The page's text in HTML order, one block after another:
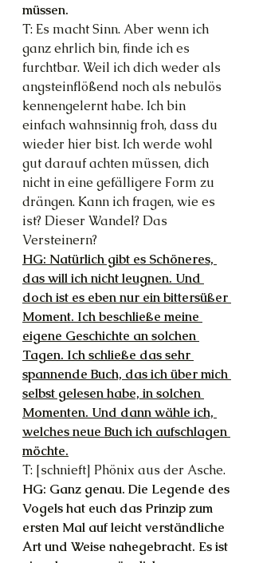
müssen.
T: Es macht Sinn. Aber wenn ich
ganz ehrlich bin, finde ich es
furchtbar. Weil ich dich weder als
angsteinflößend noch als nebulös
kennengelernt habe. Ich bin
einfach wahnsinnig froh, dass du
wieder hier bist. Ich werde wohl
gut darauf achten müssen, dich
nicht in eine gefälligere Form zu
drängen. Kann ich fragen, wie es
ist? Dieser Wandel? Das
Versteinern?
HG: Natürlich gibt es Schöneres,
das will ich nicht leugnen. Und
doch ist es eben nur ein bittersüßer
Moment. Ich beschließe meine
eigene Geschichte an solchen
Tagen. Ich schließe das sehr
spannende Buch, das ich über mich
selbst gelesen habe, in solchen
Momenten. Und dann wähle ich,
welches neue Buch ich aufschlagen
möchte.
T: [schnieft] Phönix aus der Asche.
HG: Ganz genau. Die Legende des
Vogels hat euch das Prinzip zum
ersten Mal auf leicht verständliche
Art und Weise nahegebracht. Es ist